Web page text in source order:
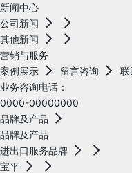
新闻中心
公司新闻
其他新闻
营销与服务
案例展示
留言咨询
联
业务咨询电话：
0000-00000000
品牌及产品
品牌及产品
进出口服务品牌
宝平